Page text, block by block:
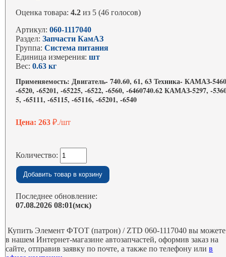
Оценка товара:4.2 из 5 (46 голосов)
Артикул:060-1117040
Раздел:Запчасти КамАЗ
Группа:Система питания
Единица измерения:шт
Вес:0.63 кг
Применяемость: Двигатель- 740.60, 61, 63 Техника- КАМАЗ-
-6520, -65201, -65225, -6522, -6560, -6460740.62 КАМАЗ-5297, -
5, -65111, -65115, -65116, -65201, -6540
Цена: 263₽./шт
Количество:
Последнее обновление:
07.08.2026 08:01(мск)
Купить Элемент ФТОТ (патрон) / ZTD 060-1117040 вы можете
в нашем Интернет-магазине автозапчастей, оформив заказ на
сайте, отправив заявку по почте, а также по телефону илив